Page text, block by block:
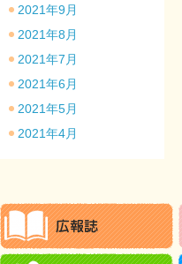
2021年9月
2021年8月
2021年7月
2021年6月
2021年5月
2021年4月